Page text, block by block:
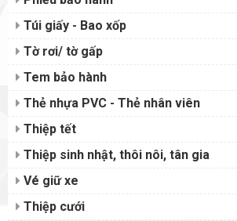
Túi giấy - Bao xốp
Tờ rơi/ tờ gấp
Tem bảo hành
Thẻ nhựa PVC - Thẻ nhân viên
Thiệp tết
Thiệp sinh nhật, thôi nôi, tân gia
Vé giữ xe
Thiệp cưới